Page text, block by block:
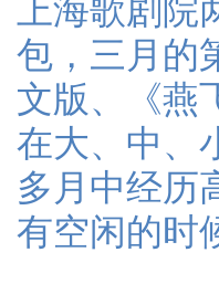
上海歌剧
包，三月的
文版、《燕
在大、中、
多月中经历
有空闲的时